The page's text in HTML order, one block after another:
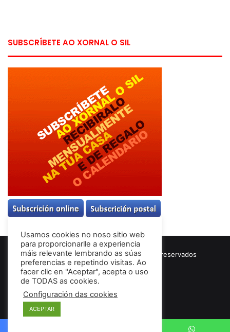
SUBSCRÍBETE AO XORNAL O SIL
© Copyright 2026, Todos los derechos reservados
Términos & Condiciones
Usamos cookies no noso sitio web
para proporcionarlle a experiencia
máis relevante lembrando as súas
preferencias e repetindo visitas. Ao
facer clic en "Aceptar", acepta o uso
de TODAS as cookies.
Configuración das cookies
ACEPTAR